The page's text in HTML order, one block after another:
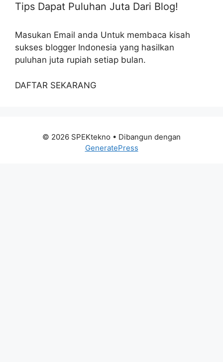
Tips Dapat Puluhan Juta Dari Blog!
Masukan Email anda Untuk membaca kisah
sukses blogger Indonesia yang hasilkan
puluhan juta rupiah setiap bulan.
DAFTAR SEKARANG
© 2026 SPEKtekno • Dibangun dengan
GeneratePress